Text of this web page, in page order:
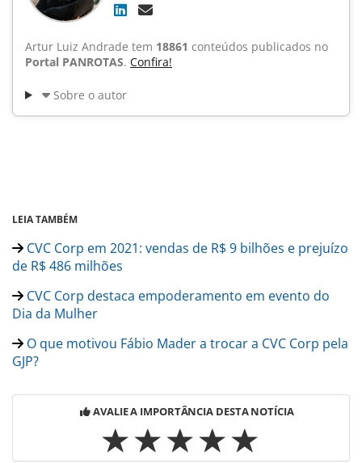
Artur Luiz Andrade tem 18861 conteúdos publicados no
Portal PANROTAS. Confira!
Sobre o autor
LEIA TAMBÉM
CVC Corp em 2021: vendas de R$ 9 bilhões e prejuízo
de R$ 486 milhões
CVC Corp destaca empoderamento em evento do
Dia da Mulher
O que motivou Fábio Mader a trocar a CVC Corp pela
GJP?
AVALIE A IMPORTÂNCIA DESTA NOTÍCIA